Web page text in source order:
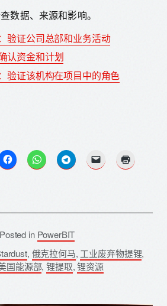
数据、来源和影响。
验证公司总部和业务活动
认资金和计划
验证该机构在项目中的角色
Posted in PowerBIT
, 俄克拉何马, 工业废弃物提锂,
国能源部,锂提取,锂资源